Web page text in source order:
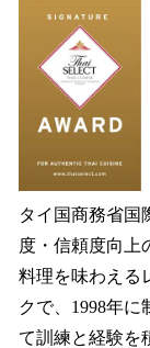
タイ国商務省国
度・信頼度向上
料理を味わえる
クで、1998年
て訓練と経験を